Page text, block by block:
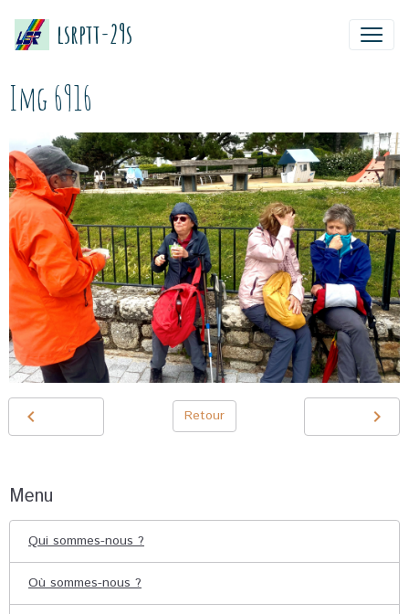
lsrptt-29s
Img 6916
Retour
Menu
Qui sommes-nous ?
Où sommes-nous ?